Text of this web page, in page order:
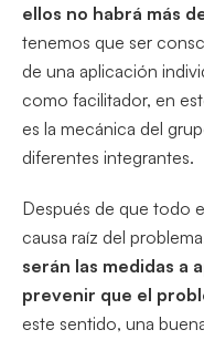
ellos no habrá más
tenemos que ser
de una aplicación
como facilitador, en
es la mecánica del
diferentes integrantes.
Después de que todo
causa raíz del problema
serán las medidas a
prevenir que el
este sentido, una